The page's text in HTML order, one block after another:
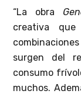
“La obra
creativa
surgen del
consumo
muchos.